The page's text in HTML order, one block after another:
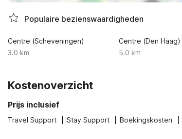
Populaire bezienswaardigheden
Centre (Scheveningen)
3.0 km
Centre (Den Haag)
5.0 km
Kostenoverzicht
Prijs inclusief
Travel Support Stay Support Boekingskosten